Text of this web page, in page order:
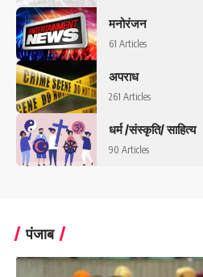
मनोरंजन
61 Articles
अपराध
261 Articles
धर्म /संस्कृति/ साहित्य
90 Articles
पंजाब